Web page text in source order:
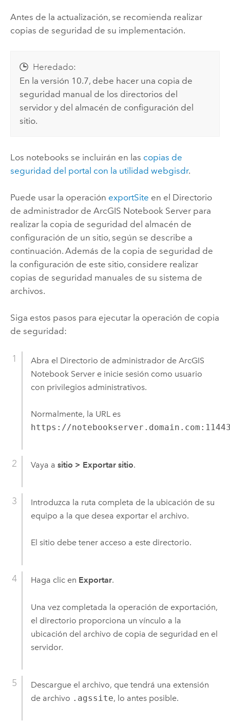
Antes de la actualización, se recomienda realizar
copias de seguridad de su implementación.
Heredado:
En la versión 10.7, debe hacer una copia de
seguridad manual de los directorios del
servidor y del almacén de configuración del
sitio.
Los notebooks se incluirán en las copias de
seguridad del portal con la utilidad webgisdr.
Puede usar la operación exportSite en el Directorio
de administrador de ArcGIS Notebook Serverpara
realizar la copia de seguridad del almacén de
configuración de un sitio, según se describe a
continuación. Además de la copia de seguridad de
la configuración de este sitio, considere realizar
copias de seguridad manuales de su sistema de
archivos.
Siga estos pasos para ejecutar la operación de copia
de seguridad:
Abra el Directorio de administrador de ArcGIS
Notebook Servere inicie sesión como usuario
con privilegios administrativos.
Normalmente, la URL es
https://
Vaya a sitio > Exportar sitio.
Introduzca la ruta completa de la ubicación de su
equipo a la que desea exportar el archivo.
El sitio debe tener acceso a este directorio.
Haga clic en Exportar.
Una vez completada la operación de exportación,
el directorio proporciona un vínculo a la
ubicación del archivo de copia de seguridad en el
servidor.
Descargue el archivo, que tendrá una extensión
de archivo .agssite, lo antes posible.